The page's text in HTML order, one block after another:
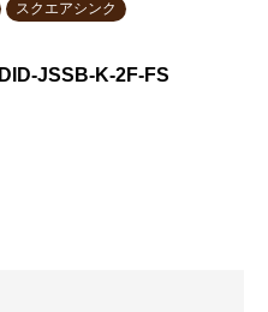
スクエアシンク
JSSB-K-2F-FS